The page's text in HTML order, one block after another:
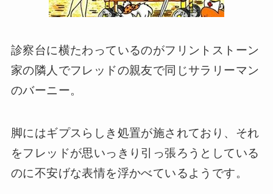
診察台に横たわっているのがフリントストーン
家の隣人でフレッドの親友で同じサラリーマン
のバーニー。
脚にはギプスらしき処置が施されており、それ
をフレッドが思いっきり引っ張ろうとしている
のに不安げな表情を浮かべているようです。